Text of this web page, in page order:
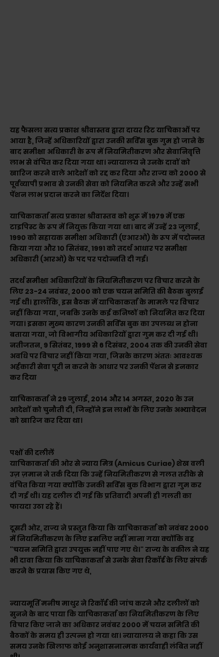
यह फैसला सत्य प्रकाश श्रीवास्तव द्वारा दायर रिट याचिकाओं पर
आया है, जिन्हें अधिकारियों द्वारा उनकी सर्विस बुक गुम हो जाने के
बाद समीक्षा अधिकारी के रूप में नियमितीकरण और सेवानिवृत्ति
लाभ से वंचित कर दिया गया था। न्यायालय ने उनके दावों को
खारिज करने वाले आदेशों को रद्द कर दिया और राज्य को 2000 से
पूर्वव्यापी प्रभाव से उनकी सेवा को नियमित करने और उन्हें सभी
पेंशन लाभ प्रदान करने का निर्देश दिया।
याचिकाकर्ता सत्य प्रकाश श्रीवास्तव को शुरू में 1979 में एक
टाइपिस्ट के रूप में नियुक्त किया गया था। बाद में उन्हें 23 जुलाई,
1990 को सहायक समीक्षा अधिकारी (एआरओ) के रूप में पदोन्नत
किया गया और 10 सितंबर, 1991 को तदर्थ आधार पर समीक्षा
अधिकारी (आरओ) के पद पर पदोन्नति दी गई।
तदर्थ समीक्षा अधिकारियों के नियमितीकरण पर विचार करने के
लिए 23-24 नवंबर, 2000 को एक चयन समिति की बैठक बुलाई
गई थी। हालाँकि, इस बैठक में याचिकाकर्ता के मामले पर विचार
नहीं किया गया, जबकि उनके कई कनिष्ठों को नियमित कर दिया
गया। इसका मुख्य कारण उनकी सर्विस बुक का उपलब्ध न होना
बताया गया, जो विभागीय अधिकारियों द्वारा गुम कर दी गई थी।
नतीजतन, 9 सितंबर, 1999 से 6 दिसंबर, 2004 तक की उनकी सेवा
अवधि पर विचार नहीं किया गया, जिसके कारण अंततः आवश्यक
अर्हकारी सेवा पूरी न करने के आधार पर उनकी पेंशन से इनकार
कर दिया
याचिकाकर्ता ने 29 जुलाई, 2014 और 14 अगस्त, 2020 के उन
आदेशों को चुनौती दी, जिन्होंने इन लाभों के लिए उनके अभ्यावेदन
को खारिज कर दिया था।
पक्षों की दलीलें
याचिकाकर्ता की ओर से न्याय मित्र (Amicus Curiae) शेख वली
उज़ ज़मान ने तर्क दिया कि उन्हें नियमितीकरण से गलत तरीके से
वंचित किया गया क्योंकि उनकी सर्विस बुक विभाग द्वारा गुम कर
दी गई थी। यह दलील दी गई कि प्रतिवादी अपनी ही गलती का
फायदा उठा रहे हैं।
दूसरी ओर, राज्य ने प्रस्तुत किया कि याचिकाकर्ता को नवंबर 2000
में नियमितीकरण के लिए इसलिए नहीं माना गया क्योंकि वह
"चयन समिति द्वारा उपयुक्त नहीं पाए गए थे।" राज्य के वकील ने यह
भी दावा किया कि याचिकाकर्ता से उनके सेवा रिकॉर्ड के लिए संपर्क
करने के प्रयास किए गए थे,
न्यायमूर्ति मनीष माथुर ने रिकॉर्ड की जांच करने और दलीलों को
सुनने के बाद पाया कि याचिकाकर्ता का नियमितीकरण के लिए
विचार किए जाने का अधिकार नवंबर 2000 में चयन समिति की
बैठकों के समय ही उत्पन्न हो गया था। न्यायालय ने कहा कि उस
समय उनके खिलाफ कोई अनुशासनात्मक कार्यवाही लंबित नहीं